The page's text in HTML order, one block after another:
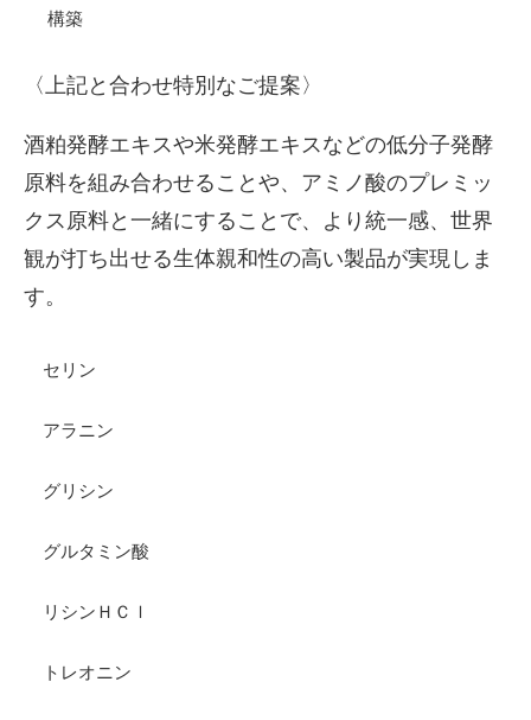
構築
〈上記と合わせ特別なご提案〉
酒粕発酵エキスや米発酵エキスなどの低分子発酵
原料を組み合わせることや、アミノ酸のプレミッ
クス原料と一緒にすることで、より統一感、世界
観が打ち出せる生体親和性の高い製品が実現しま
す。
セリン
アラニン
グリシン
グルタミン酸
リシンＨＣｌ
トレオニン